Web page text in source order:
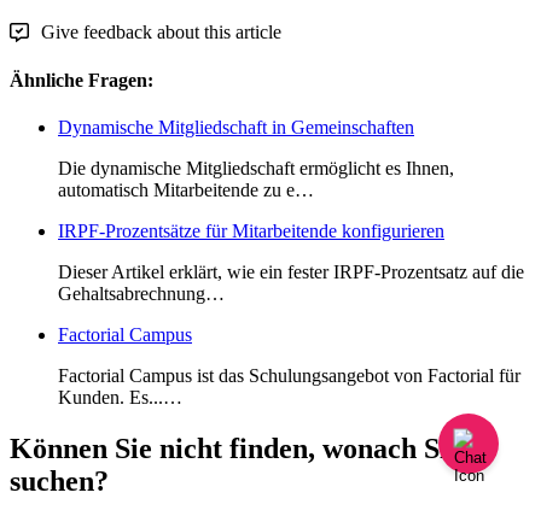
Give feedback about this article
Ähnliche Fragen:
Dynamische Mitgliedschaft in Gemeinschaften
Die dynamische Mitgliedschaft ermöglicht es Ihnen,
automatisch Mitarbeitende zu e…
IRPF-Prozentsätze für Mitarbeitende konfigurieren
Dieser Artikel erklärt, wie ein fester IRPF-Prozentsatz auf die
Gehaltsabrechnung…
Factorial Campus
Factorial Campus ist das Schulungsangebot von Factorial für
Kunden. Es...…
Können Sie nicht finden, wonach Sie
suchen?